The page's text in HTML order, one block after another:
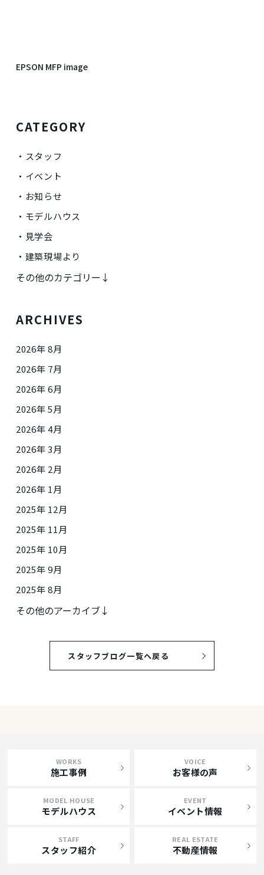
EPSON MFP image
CATEGORY
スタッフ
イベント
お知らせ
モデルハウス
見学会
建築現場より
その他のカテゴリー↓
ARCHIVES
2026年 8月
2026年 7月
2026年 6月
2026年 5月
2026年 4月
2026年 3月
2026年 2月
2026年 1月
2025年 12月
2025年 11月
2025年 10月
2025年 9月
2025年 8月
その他のアーカイブ↓
スタッフブログ一覧へ戻る
WORKS
施工事例
VOICE
お客様の声
MODEL HOUSE
モデルハウス
EVENT
イベント情報
STAFF
スタッフ紹介
REAL ESTATE
不動産情報